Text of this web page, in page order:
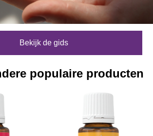
Bekijk de gids
populaire producten